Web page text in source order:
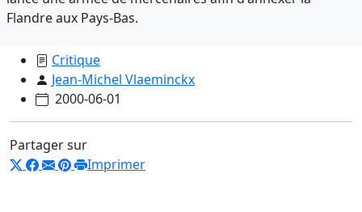
Flandre aux Pays-Bas.
Critique
Jean-Michel Vlaeminckx
2000-06-01
Partager sur
Imprimer